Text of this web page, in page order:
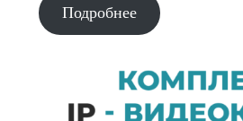
Подробнее